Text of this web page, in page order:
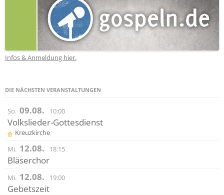
Infos & Anmeldung hier.
DIE NÄCHSTEN VERANSTALTUNGEN
So. 09.08. 10:00
Volkslieder-Gottesdienst
Kreuzkirche
Mi. 12.08. 18:15
Bläserchor
Mi. 12.08. 19:00
Gebetszeit